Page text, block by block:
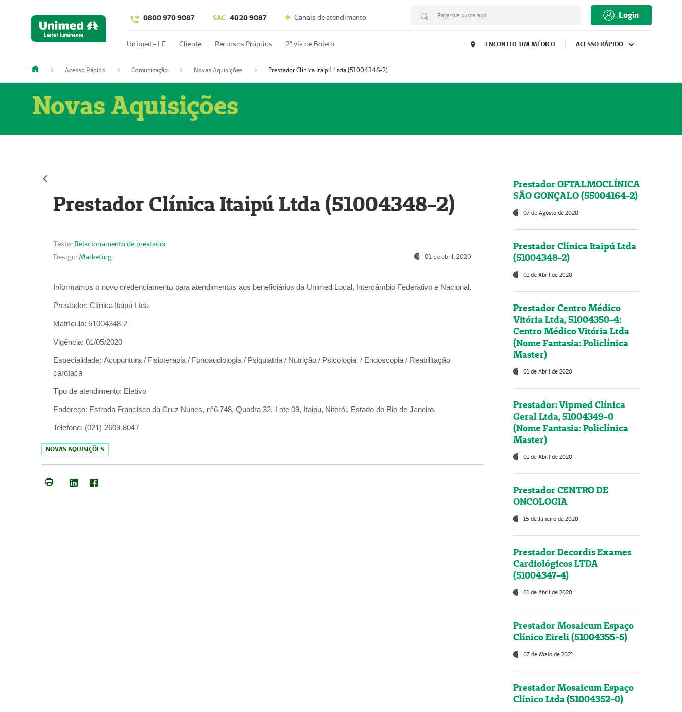
0800 970 9087 SAC 4020 9087 Canais de atendimento Faça sua busca aqui Login
Unimed - LF Cliente Recursos Próprios 2º via de Boleto ENCONTRE UM MÉDICO ACESSO RÁPIDO
Acesso Rápido Comunicação Novas Aquisições Prestador Clínica Itaipú Ltda (51004348-2)
Novas Aquisições
Prestador Clínica Itaipú Ltda (51004348-2)
Texto: Relacionamento de prestador
Design: Marketing 01 de abril, 2020
Informamos o novo credenciamento para atendimentos aos beneficiários da Unimed Local, Intercâmbio Federativo e Nacional.
Prestador: Clínica Itaipú Ltda
Matrícula: 51004348-2
Vigência: 01/05/2020
Especialidade: Acupuntura / Fisioterapia / Fonoaudiologia / Psiquiatria / Nutrição / Psicologia / Endoscopia / Reabilitação
cardíaca
Tipo de atendimento: Eletivo
Endereço: Estrada Francisco da Cruz Nunes, n°6.748, Quadra 32, Lote 09, Itaipu, Niterói, Estado do Rio de Janeiro.
Telefone: (021) 2609-8047
NOVAS AQUISIÇÕES
Prestador OFTALMOCLÍNICA
SÃO GONÇALO (55004164-2)
07 de Agosto de 2020
Prestador Clínica Itaipú Ltda
(51004348-2)
01 de Abril de 2020
Prestador Centro Médico
Vitória Ltda, 51004350-4:
Centro Médico Vitória Ltda
(Nome Fantasia: Policlínica
Master)
01 de Abril de 2020
Prestador: Vipmed Clínica
Geral Ltda, 51004349-0
(Nome Fantasia: Policlínica
Master)
01 de Abril de 2020
Prestador CENTRO DE
ONCOLOGIA
15 de Janeiro de 2020
Prestador Decordis Exames
Cardiológicos LTDA
(51004347-4)
01 de Abril de 2020
Prestador Mosaicum Espaço
Clínico Eireli (51004355-5)
07 de Maio de 2021
Prestador Mosaicum Espaço
Clínico Ltda (51004352-0)